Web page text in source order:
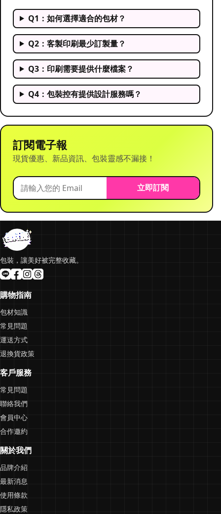
Q1：如何選擇適合的包材？
Q2：客製印刷最少訂製量？
Q3：印刷需要提供什麼檔案？
Q4：包裝控有提供設計服務嗎？
訂閱電子報
現貨優惠、新品資訊、包裝靈感不漏接！
立即訂閱
包裝，讓美好被完整收藏。
購物指南
包材知識
常見問題
運送方式
退換貨政策
客戶服務
常見問題
聯絡我們
會員中心
合作邀約
關於我們
品牌介紹
最新消息
使用條款
隱私政策